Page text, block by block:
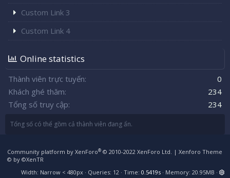
Custom Link 3
Custom Link 4
Online statistics
Thành viên trực tuyến
0
Khách ghé thăm
234
Tổng số truy cập
234
Tổng số có thể gồm cả thành viên đang ẩn.
Community platform by XenForo® © 2010-2022 XenForo Ltd. | Xenforo Theme
© by ©XenTR
Width
Queries 12 Time 0.5419s Memory 20.95MB